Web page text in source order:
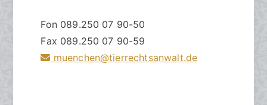
Fon 089.250 07 90-50
Fax 089.250 07 90-59
muenchen@tierrechtsanwalt.de